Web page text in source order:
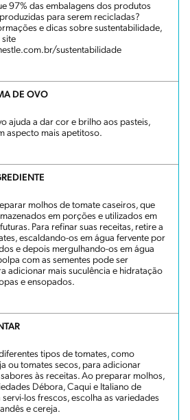
97% das embalagens dos produtos
para serem recicladas?
e dicas sobre sustentabilidade,
site
sustentabilidade
DE OVO
ajuda a dar cor e brilho aos pasteis,
aspecto mais apetitoso.
molhos de tomate caseiros, que
em porções e utilizados em
Para refinar suas receitas, retire a
escaldando-os em água fervente por
e depois mergulhando-os em água
com as sementes pode ser
adicionar mais suculência e hidratação
e ensopados.
tipos de tomates, como
ou tomates secos, para adicionar
às receitas. Ao preparar molhos,
Débora, Caqui e Italiano de
servi-los frescos, escolha as variedades
e cereja.